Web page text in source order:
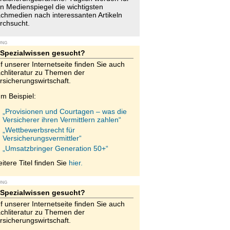
Medienspiegel die wichtigsten
nach interessanten Artikeln
Spezialwissen gesucht?
unserer Internetseite finden Sie auch
zu Themen der
Beispiel:
„Provisionen und Courtagen – was die
Versicherer ihren Vermittlern zahlen“
„Wettbewerbsrecht für
Versicherungsvermittler“
„Umsatzbringer Generation 50+“
Titel finden Sie hier.
Spezialwissen gesucht?
unserer Internetseite finden Sie auch
zu Themen der